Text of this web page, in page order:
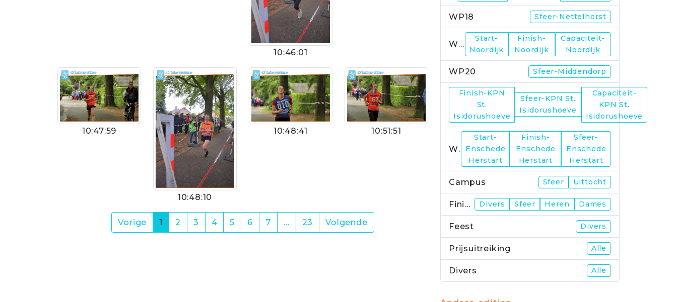
10:46:01
10:47:59
10:48:10
10:48:41 10:51:51
Vorige 1 (current)
2 3 4 5 6 7 … 23 Volgende
WP18 Sfeer-Nettelhorst
WP19
Start-
Noordijk
Finish-
Noordijk
Capaciteit-
Noordijk
WP20 Sfeer-Middendorp
Finish-KPN
St.
Isidorushoeve
Sfeer-KPN St.
Isidorushoeve
Capaciteit-
KPN St.
Isidorushoeve
WP23
Start-
Enschede
Herstart
Finish-
Enschede
Herstart
Sfeer-
Enschede
Herstart
Campus Sfeer Uittocht
Finish Divers Sfeer Heren Dames
Feest Divers
Prijsuitreiking Alle
Divers Alle